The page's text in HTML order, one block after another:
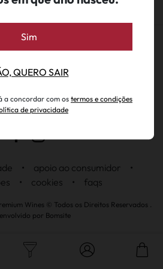
Sim
QUERO SAIR
a concordar com os termos e condições
de privacidade
• apoio ao consumidor
•
• cookies • faqs
Wines © Todos os Direitos Reservados .
por Bomsite